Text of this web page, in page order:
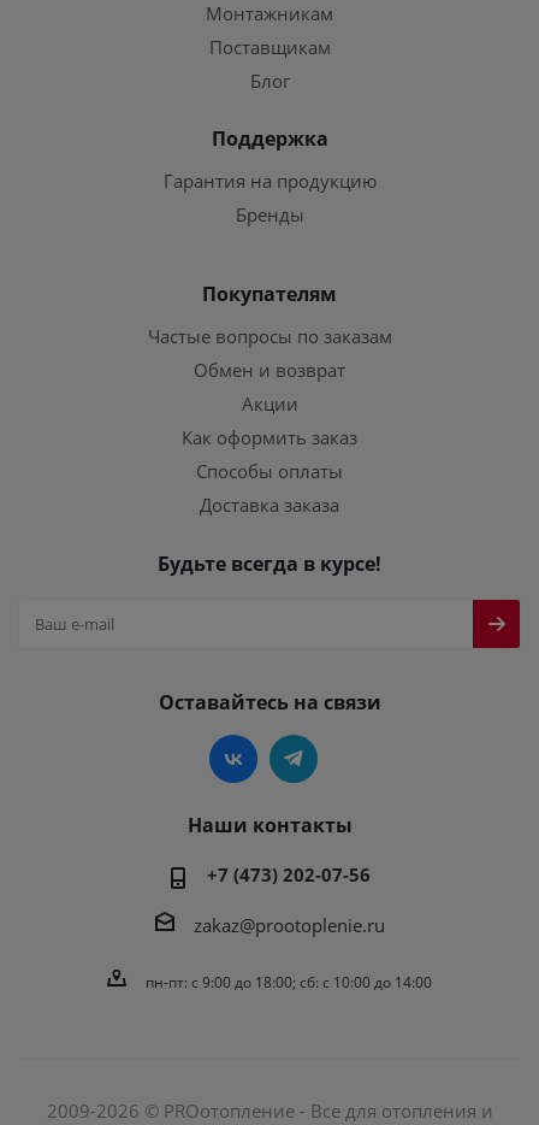
Монтажникам
Поставщикам
Блог
Поддержка
Гарантия на продукцию
Бренды
Покупателям
Частые вопросы по заказам
Обмен и возврат
Акции
Как оформить заказ
Способы оплаты
Доставка заказа
Будьте всегда в курсе!
Оставайтесь на связи
Наши контакты
+7 (473) 202-07-56
zakaz@prootoplenie.ru
пн-пт: c 9:00 до 18:00; сб: с 10:00 до 14:00
2009-2026 © PROотопление - Все для отопления и